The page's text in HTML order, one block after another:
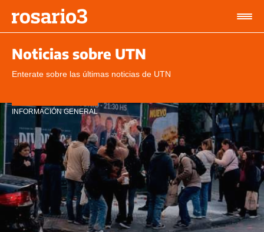
Noticias sobre UTN
Enterate sobre las últimas noticias de UTN
INFORMACIÓN GENERAL